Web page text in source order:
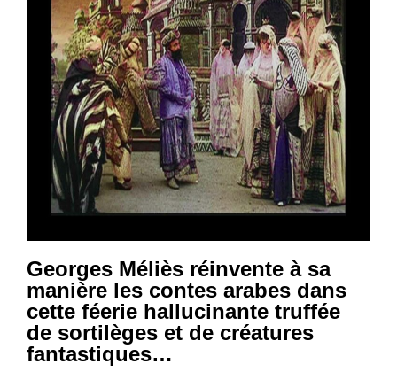
Georges Méliès réinvente à sa
manière les contes arabes dans
cette féerie hallucinante truffée
de sortilèges et de créatures
fantastiques…